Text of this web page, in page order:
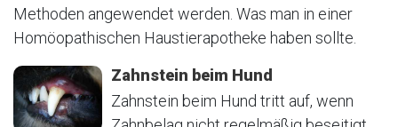
Methoden angewendet werden. Was man in einer
Homöopathischen Haustierapotheke haben sollte.
Zahnstein beim Hund
Zahnstein beim Hund tritt auf, wenn